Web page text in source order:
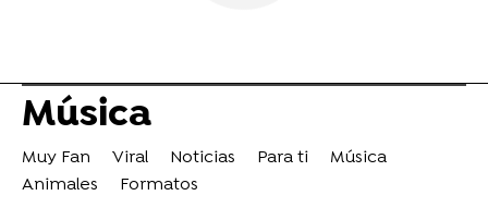
Música
Muy Fan Viral Noticias Para ti
Música
Animales
Formatos